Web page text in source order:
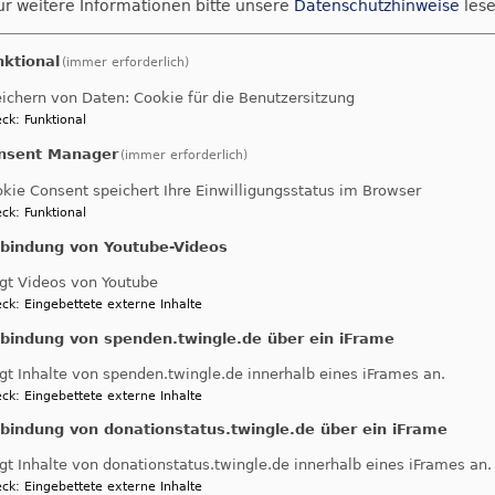
Pastorin wenden.
Bestattung?
erfolgt in der Regel in der eigenen Konfession.
Pfarramt abgesprochen werden.
Selbstmord begangen hat, kirchlich bestattet
ist kein Hinderungsgrund mehr für eine kirchliche
wurde von dem Verstorbenen im Haus
es diese Tradition der Aussegnung des Verstorbenen
Sie in Ihrer Gemeinde um Rat und äußern Sie Ihre
Friedhof meiner Wahl bestattet werden?
weitere Informationen bitte unsere Datenschutzhinweise
(immer erforderlich)
von Daten: Cookie für die Benutzersitzung
: Funktional
Manager (immer erforderlich)
Consent speichert Ihre Einwilligungsstatus im Browser
: Funktional
von Youtube-Videos
Videos von Youtube
: Eingebettete externe Inhalte
von spenden.twingle.de über ein iFrame
Inhalte von spenden.twingle.de innerhalb eines iFrames an.
: Eingebettete externe Inhalte
von donationstatus.twingle.de über ein iFrame
Inhalte von donationstatus.twingle.de innerhalb eines iFrames an.
: Eingebettete externe Inhalte